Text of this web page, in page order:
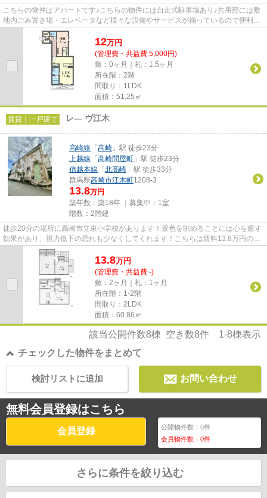
こちらの物件はアパートです♪こちらの物件には自走式駐車場あり♪共用部には敷
地内ごみ置き場・エレベータなど様々な設備やサービスが揃っているので便利で
す♪こちらは賃料12万円の物件...
12万円
(管理費・共益費 5,000円)
敷：0ヶ月｜礼：1.5ヶ月
所在階：2階
間取り：1LDK
面積：51.25㎡
賃貸｜一戸建て レ― ヴ江木
高崎線 「 高崎 」駅 徒歩23分
上越線 「 高崎問屋町 」駅 徒歩23分
信越本線 「 北高崎 」駅 徒歩33分
群馬県高崎市江木町1208-3
13.8万円
築年数：築18年 ｜募集中： 1室
階数：2階建
徒歩20分の場所に高崎市立東小学校があります！景色を眺めることには心を癒す
効果があり、視力低下の恐れも少なくしてくれます！こちらは賃料13.8万円の物
件です！新着情報：レ― ヴ江...
13.8万円
(管理費・共益費 -)
敷：2ヶ月｜礼：1ヶ月
所在階：1-2階
間取り：2LDK
面積：60.86㎡
該当公開件数8棟 空き数8件 1-8棟表示
チェックした物件をまとめて
お問い合わせ
検討リストに追加
無料会員登録はこちら
会員登録 公開物件数：0件
会員物件数：0件
さらに条件を絞り込む